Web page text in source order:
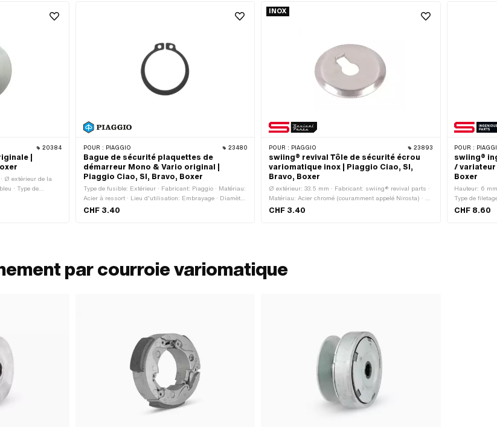
20384
|
Ø extérieur de la
· Type de
POUR : PIAGGIO 23480
Bague de sécurité plaquettes de
démarreur Mono & Vario original |
Piaggio Ciao, SI, Bravo, Boxer
Type de fusible: Extérieur · Fabricant: Piaggio · Matériau:
Acier à ressort · Lieu d'utilisation: Embrayage · Diamètre
nominal: 25 mm · Piaggio numéro OEM: 006426
CHF 3.40
INOX
POUR : PIAGGIO 23893
swiing® revival Tôle de sécurité écrou
variomatique inox | Piaggio Ciao, SI,
Bravo, Boxer
Ø extérieur: 33.5 mm · Fabricant: swiing® revival parts ·
Matériau: Acier chromé (couramment appelé Nirosta) · Ø
intérieur: 8.15 mm · Nombre de lobes: 1 pcs · Champ
CHF 3.40
POUR :
swiing®
/ variateur
Boxer
Hauteur: 6
Type de
Acier ·
CHF 8.60
par courroie variomatique